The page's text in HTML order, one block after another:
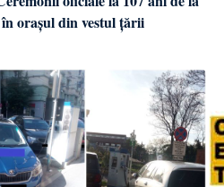
orașul din vestul țării